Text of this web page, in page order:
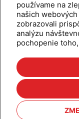
používame na
našich
zobrazovali
analýzu
pochopenie
Domov
Aktuality
Kalkulačky
Na stiahnutie